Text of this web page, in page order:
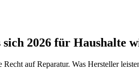
2026 für Haushalte
auf Reparatur. Was Hersteller